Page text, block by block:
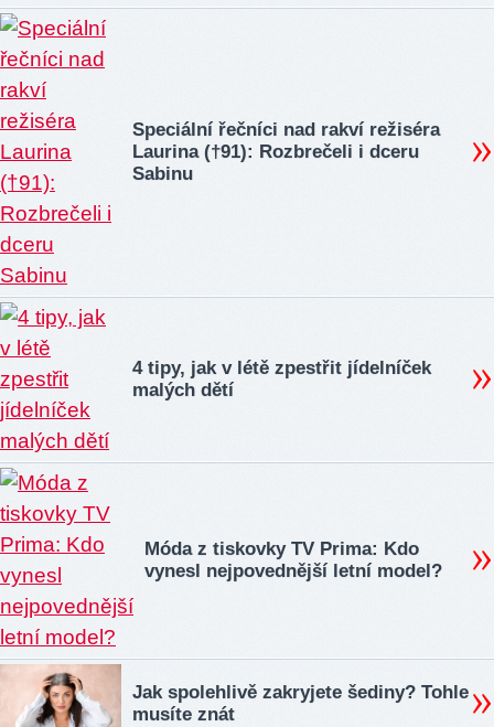
Speciální řečníci nad rakví režiséra
Laurina (†91): Rozbrečeli i dceru
Sabinu
4 tipy, jak v létě zpestřit jídelníček
malých dětí
Móda z tiskovky TV Prima: Kdo
vynesl nejpovednější letní model?
Jak spolehlivě zakryjete šediny? Tohle
musíte znát